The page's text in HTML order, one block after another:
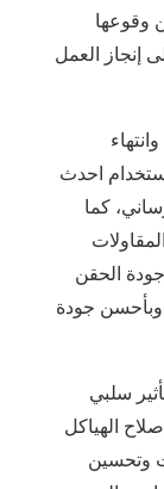
وقوعها
إنجاز العمل
احدث
كما
الحقن
وبأحسن جودة
سلبي
الهياكل
وتحسين